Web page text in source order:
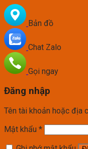
Bản đồ
Chat Zalo
Gọi ngay
Đăng nhập
Tên tài khoản hoặc địa
Mật khẩu *